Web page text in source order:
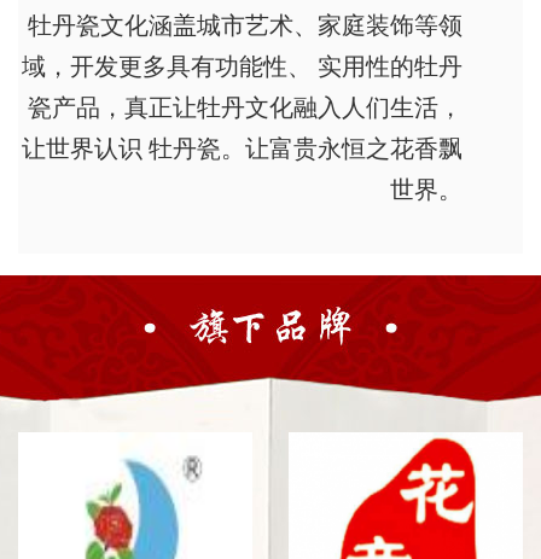
牡丹瓷文化涵盖城市艺术、家庭装饰等领
域，开发更多具有功能性、 实用性的牡丹
瓷产品，真正让牡丹文化融入人们生活，
让世界认识 牡丹瓷。让富贵永恒之花香飘
世界。